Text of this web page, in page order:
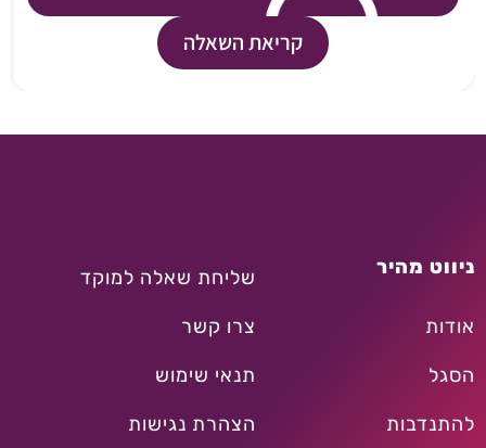
קריאת השאלה
ניווט מהיר
אודות
הסגל
להתנדבות
שליחת שאלה למוקד
צרו קשר
תנאי שימוש
הצהרת נגישות